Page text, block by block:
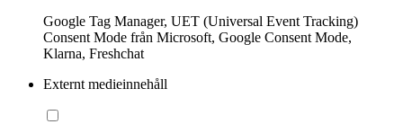
Google Tag Manager, UET (Universal Event Tracking)
Consent Mode från Microsoft, Google Consent Mode,
Klarna, Freshchat
Externt medieinnehåll